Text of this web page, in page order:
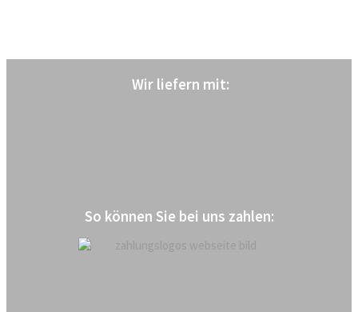
Wir liefern mit:
So können Sie bei uns zahlen: